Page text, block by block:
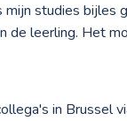
studies bijles
de leerling. Het
in Brussel